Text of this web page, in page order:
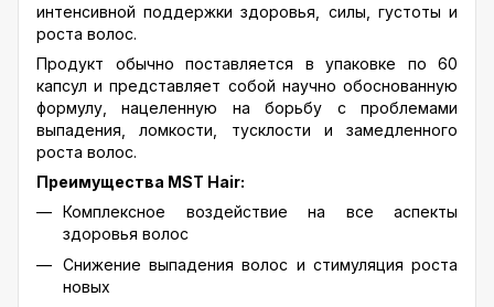
интенсивной поддержки здоровья, силы, густоты и
роста волос.
Продукт обычно поставляется в упаковке по 60
капсул и представляет собой научно обоснованную
формулу, нацеленную на борьбу с проблемами
выпадения, ломкости, тусклости и замедленного
роста волос.
Преимущества MST Hair:
Комплексное воздействие на все аспекты
здоровья волос
Снижение выпадения волос и стимуляция роста
новых